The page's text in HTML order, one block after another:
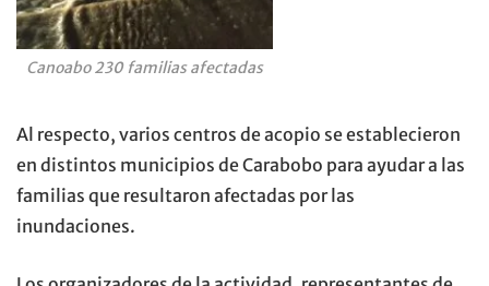
Canoabo 230 familias afectadas
Al respecto, varios centros de acopio se establecieron
en distintos municipios de Carabobo para ayudar a las
familias que resultaron afectadas por las
inundaciones.